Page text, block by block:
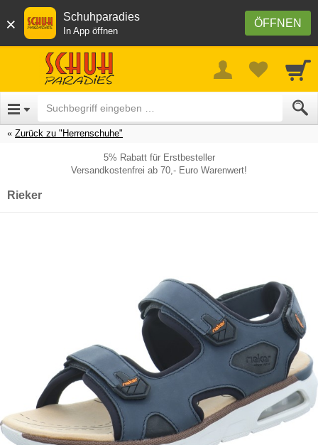
× ÖFFNEN
Schuhparadies
In App öffnen
Zurück zu "Herrenschuhe"
5% Rabatt für Erstbesteller
Versandkostenfrei ab 70,- Euro Warenwert!
Rieker